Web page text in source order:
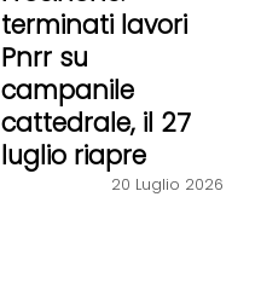
terminati lavori
Pnrr su
campanile
cattedrale, il 27
luglio riapre
20 Luglio 2026